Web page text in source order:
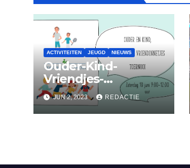
ACTIVITEITEN JEUGD NIEUWS
Ouder-Kind-
Vriendjes-
Vriendinnetjes-
toernooi
JUN 2, 2023 REDACTIE